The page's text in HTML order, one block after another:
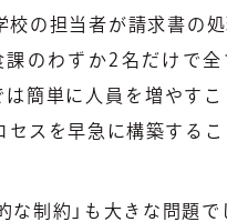
校の担当者が請求書の
課のわずか2名だけで
は簡単に人員を増やす
セスを早急に構築するこ
な制約」も大きな問題